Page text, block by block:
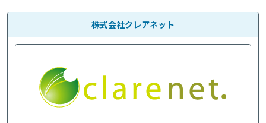
株式会社クレアネット